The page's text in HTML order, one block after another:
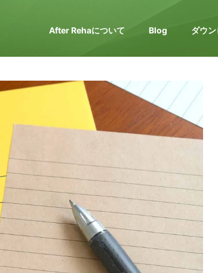
After Rehaについて Blog ダウ